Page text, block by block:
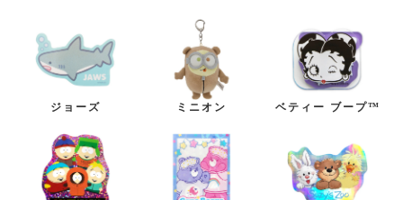
ジョーズ ミニオン ベティー ブープ™